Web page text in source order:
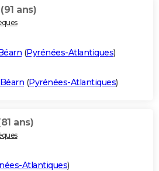
(91 ans)
(Pyrénées-Atlantiques)
(Pyrénées-Atlantiques)
ans)
Atlantiques)